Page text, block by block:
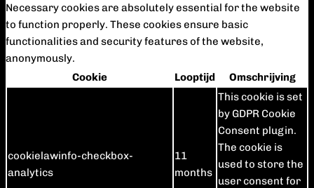
Necessary cookies are absolutely essential for the website
to function properly. These cookies ensure basic
functionalities and security features of the website,
anonymously.
Cookie
Looptijd Omschrijving
cookielawinfo-checkbox-
analytics
11
months
This cookie is set
by GDPR Cookie
Consent plugin.
The cookie is
used to store the
user consent for